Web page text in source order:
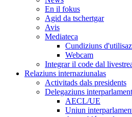
En il fokus
Agid da tschertgar
Avis
Mediateca
Cundiziuns
Webcam
Integrar il code dal
Relaziuns internaziunalas
Activitads dals presidents
Delegaziuns
AECL/UE
Uniun